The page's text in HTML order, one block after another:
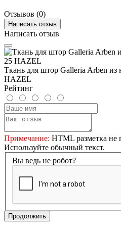
Отзывов (0)
Написать отзыв
Написать отзыв
Ткань для штор Galleria Arben
HAZEL
Рейтинг
Примечание: HTML разметка не
Используйте обычный текст.
Вы ведь не робот?
Продолжить